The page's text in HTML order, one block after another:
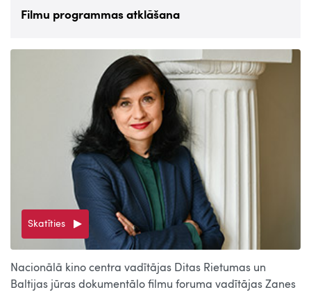
Filmu programmas atklāšana
Skatīties
Nacionālā kino centra vadītājas Ditas Rietumas un
Baltijas jūras dokumentālo filmu foruma vadītājas Zanes